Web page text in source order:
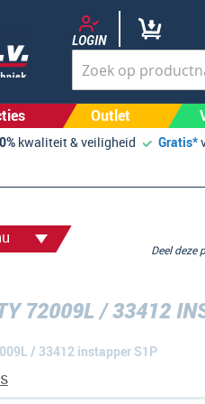
LOGIN
Outlet
kwaliteit & veiligheid Gratis*
72009L / 33412
/ 33412 instapper S1P
Deel